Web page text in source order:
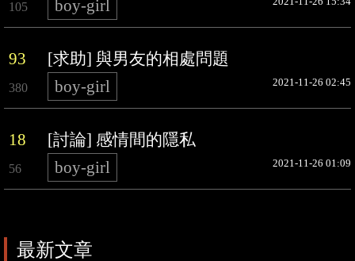
105 boy-girl
93 [求助] 與男友的相處問題
380 boy-girl 2021-11-26 02:45
18 [討論] 感情間的隱私
56 boy-girl 2021-11-26 01:09
最新文章